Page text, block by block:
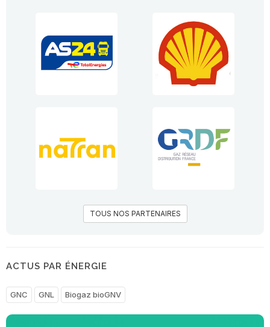
TOUS NOS PARTENAIRES
ACTUS PAR ÉNERGIE
GNC GNL Biogaz bioGNV